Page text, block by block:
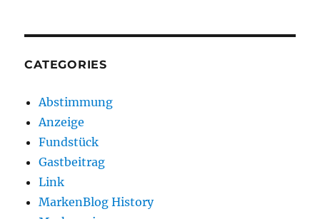
CATEGORIES
Abstimmung
Anzeige
Fundstück
Gastbeitrag
Link
MarkenBlog History